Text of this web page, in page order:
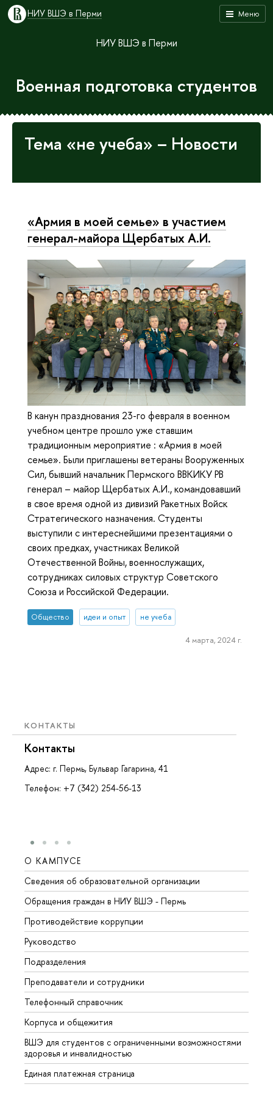
Меню
НИУ ВШЭ в Перми
КОНТАКТЫ
Контакты
Адрес: г. Пермь, Бульвар Гагарина, 41
Телефон: +7 (342) 254-56-13
НИУ ВШЭ в Перми
Военная подготовка студентов
Тема «не учеба» – Новости
«Армия в моей семье» в участием
генерал-майора Щербатых А.И.
В канун празднования 23-го февраля в военном
учебном центре прошло уже ставшим
традиционным мероприятие : «Армия в моей
семье». Были приглашены ветераны Вооруженных
Сил, бывший начальник Пермского ВВКИКУ РВ
генерал – майор Щербатых А.И., командовавший
в свое время одной из дивизий Ракетных Войск
Стратегического назначения. Студенты
выступили с интереснейшими презентациями о
своих предках, участниках Великой
Отечественной Войны, военнослужащих,
сотрудниках силовых структур Советского
Союза и Российской Федерации.
Общество идеи и опыт не учеба
4 марта, 2024 г.
О КАМПУСЕ
Сведения об образовательной организации
Обращения граждан в НИУ ВШЭ - Пермь
Противодействие коррупции
Руководство
Подразделения
Преподаватели и сотрудники
Телефонный справочник
Корпуса и общежития
ВШЭ для студентов с ограниченными возможностями
здоровья и инвалидностью
Единая платежная страница